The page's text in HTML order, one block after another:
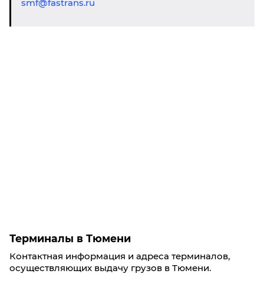
smf@fastrans.ru
Терминалы в Тюмени
Контактная информация и адреса терминалов,
осуществляющих выдачу грузов в Тюмени.